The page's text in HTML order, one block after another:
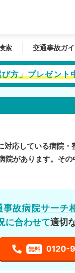
索 交通事故ガ
方」プレゼント
応している病院・
院があります。そ
事故病院サーチ
に合わせて適切
無料 0120-